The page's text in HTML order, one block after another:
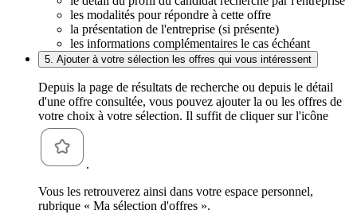
les modalités pour répondre à cette offre
la présentation de l'entreprise (si présente)
les informations complémentaires le cas échéant
5. Ajouter à votre sélection les offres qui vous intéressent
Depuis la page de résultats de recherche ou depuis le détail
d'une offre consultée, vous pouvez ajouter la ou les offres de
votre choix à votre sélection. Il suffit de cliquer sur l'icône
.
Vous les retrouverez ainsi dans votre espace personnel,
rubrique « Ma sélection d'offres ».